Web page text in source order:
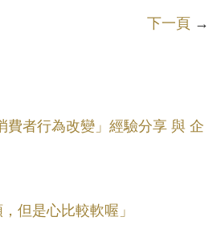
下一頁 →
費者行為改變」經驗分享 與 企
但是心比較軟喔」